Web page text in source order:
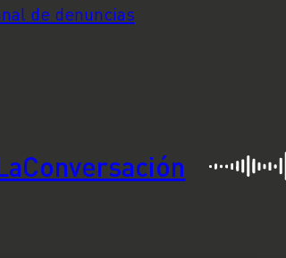
de denuncias